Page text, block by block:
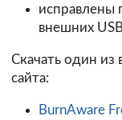
исправлены
внешних
Скачать один из
сайта:
BurnAware